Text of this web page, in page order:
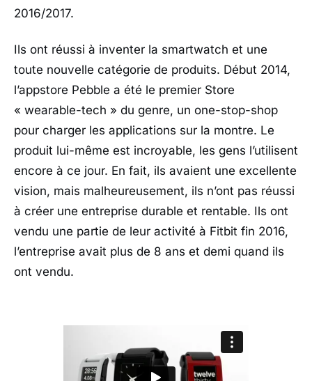
2016/2017.
Ils ont réussi à inventer la smartwatch et une
toute nouvelle catégorie de produits. Début 2014,
l’appstore Pebble a été le premier Store
« wearable-tech » du genre, un one-stop-shop
pour charger les applications sur la montre. Le
produit lui-même est incroyable, les gens l’utilisent
encore à ce jour. En fait, ils avaient une excellente
vision, mais malheureusement, ils n’ont pas réussi
à créer une entreprise durable et rentable. Ils ont
vendu une partie de leur activité à Fitbit fin 2016,
l’entreprise avait plus de 8 ans et demi quand ils
ont vendu.